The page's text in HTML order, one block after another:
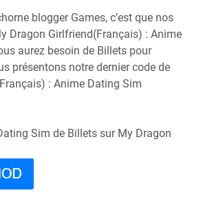
blogger Games, c’est que nos
Dragon Girlfriend(Français) : Anime
aurez besoin de Billets pour
présentons notre dernier code de
: Anime Dating Sim
Sim de Billets sur My Dragon